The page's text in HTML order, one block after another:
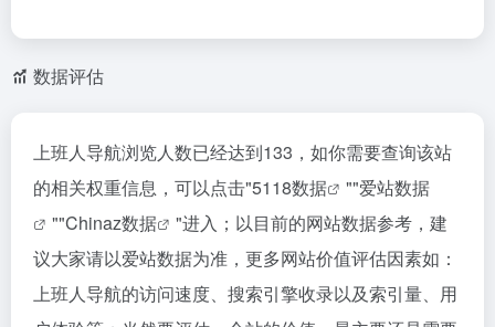
数据评估
上班人导航浏览人数已经达到133，如你需要查询该站
的相关权重信息，可以点击"5118数据 ""爱站数据
""Chinaz数据
"进入；以目前的网站数据参考，建
议大家请以爱站数据为准，更多网站价值评估因素如：
上班人导航的访问速度、搜索引擎收录以及索引量、用